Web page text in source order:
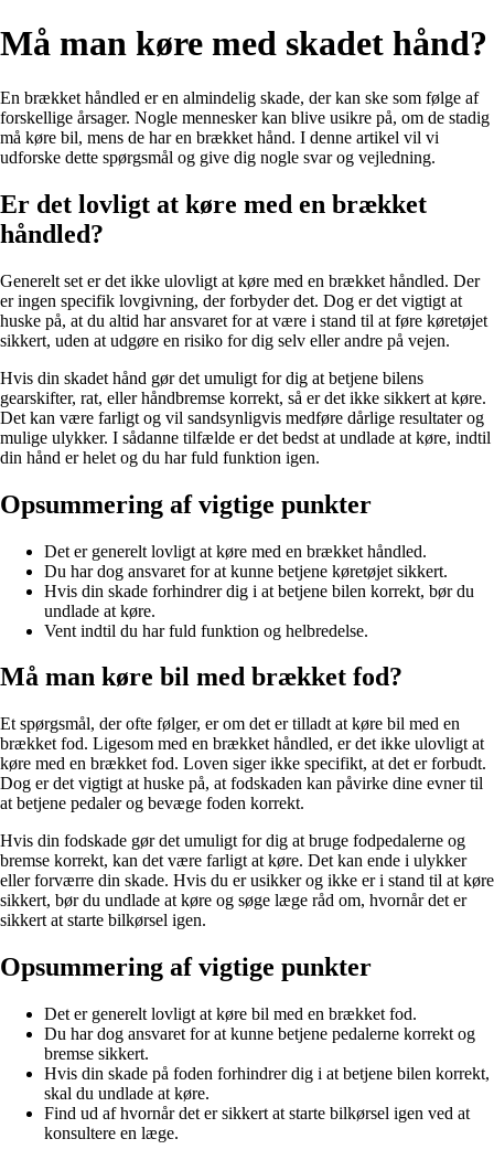
Må man køre med skadet hånd?
En brækket håndled er en almindelig skade, der kan ske som følge af
forskellige årsager. Nogle mennesker kan blive usikre på, om de stadig
må køre bil, mens de har en brækket hånd. I denne artikel vil vi
udforske dette spørgsmål og give dig nogle svar og vejledning.
Er det lovligt at køre med en brækket
håndled?
Generelt set er det ikke ulovligt at køre med en brækket håndled. Der
er ingen specifik lovgivning, der forbyder det. Dog er det vigtigt at
huske på, at du altid har ansvaret for at være i stand til at føre køretøjet
sikkert, uden at udgøre en risiko for dig selv eller andre på vejen.
Hvis din skadet hånd gør det umuligt for dig at betjene bilens
gearskifter, rat, eller håndbremse korrekt, så er det ikke sikkert at køre.
Det kan være farligt og vil sandsynligvis medføre dårlige resultater og
mulige ulykker. I sådanne tilfælde er det bedst at undlade at køre, indtil
din hånd er helet og du har fuld funktion igen.
Opsummering af vigtige punkter
Det er generelt lovligt at køre med en brækket håndled.
Du har dog ansvaret for at kunne betjene køretøjet sikkert.
Hvis din skade forhindrer dig i at betjene bilen korrekt, bør du
undlade at køre.
Vent indtil du har fuld funktion og helbredelse.
Må man køre bil med brækket fod?
Et spørgsmål, der ofte følger, er om det er tilladt at køre bil med en
brækket fod. Ligesom med en brækket håndled, er det ikke ulovligt at
køre med en brækket fod. Loven siger ikke specifikt, at det er forbudt.
Dog er det vigtigt at huske på, at fodskaden kan påvirke dine evner til
at betjene pedaler og bevæge foden korrekt.
Hvis din fodskade gør det umuligt for dig at bruge fodpedalerne og
bremse korrekt, kan det være farligt at køre. Det kan ende i ulykker
eller forværre din skade. Hvis du er usikker og ikke er i stand til at køre
sikkert, bør du undlade at køre og søge læge råd om, hvornår det er
sikkert at starte bilkørsel igen.
Opsummering af vigtige punkter
Det er generelt lovligt at køre bil med en brækket fod.
Du har dog ansvaret for at kunne betjene pedalerne korrekt og
bremse sikkert.
Hvis din skade på foden forhindrer dig i at betjene bilen korrekt,
skal du undlade at køre.
Find ud af hvornår det er sikkert at starte bilkørsel igen ved at
konsultere en læge.